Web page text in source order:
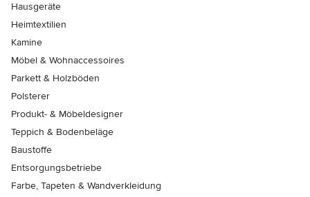
Hausgeräte
Heimtextilien
Kamine
Möbel & Wohnaccessoires
Parkett & Holzböden
Polsterer
Produkt- & Möbeldesigner
Teppich & Bodenbeläge
Baustoffe
Entsorgungsbetriebe
Farbe, Tapeten & Wandverkleidung